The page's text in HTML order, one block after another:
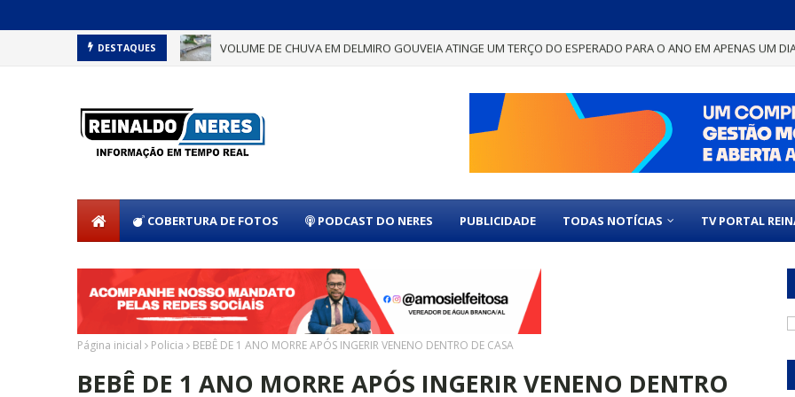
DESTAQUES VOLUME DE CHUVA EM DELMIRO GOUVEIA ATINGE UM TERÇO DO ESPERADO PARA O ANO EM APENAS UM
COBERTURA DE FOTOS PODCAST DO NERES PUBLICIDADE TODAS NOTÍCIAS TV PORTAL
Página inicial Policia BEBÊ DE 1 ANO MORRE APÓS INGERIR VENENO DENTRO DE CASA
BEBÊ DE 1 ANO MORRE APÓS INGERIR VENENO DENTRO